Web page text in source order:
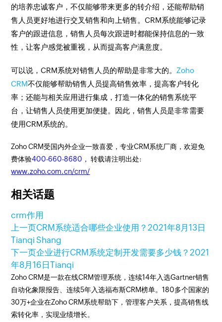
的培养忠诚客户，不仅能够带来更多的转介绍，还能帮助销
售人员更好地进行交叉销售和向上销售。CRM系统能够记录
客户的跟进信息，销售人员每次跟进时都能保持信息的一致
性，让客户感觉被重视，从而提高客户满意度。
可以说，CRM系统对销售人员的帮助是非常大的。 Zoho
CRM不仅能够帮助销售人员提高销售效率，提高客户转化
率；还能与相关应用进行集成，打造一体化的销售系统平
台，让销售人员使用更加便捷。因此，销售人员是非常需要
使用CRM系统的。
Zoho CRM受国内外企业一致喜爱，专业CRM系统厂商，欢迎免
费体验400-660-8680 ， 转载请注明出处:
www.zoho.com.cn/crm/
相关话题
crm作用
上一页CRM系统适合哪些企业使用？2021年8月13日
Tianqi Shang
下一页企业进行CRM系统定制开发需要多少钱？2021
年8月16日Tianqi
Zoho CRM是一款在线CRM管理系统，连续14年入选Gartner销售
自动化象限报告、连续5年入选福布斯CRM榜单。180多个国家的
30万+企业在Zoho CRM系统帮助下，管理客户关系，提高销售线
索转化率，实现业绩增长。